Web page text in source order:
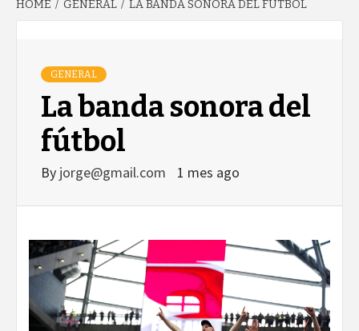
HOME GENERAL LA BANDA SONORA DEL FÚTBOL
GENERAL
La banda sonora del
fútbol
By jorge@gmail.com 1 mes ago